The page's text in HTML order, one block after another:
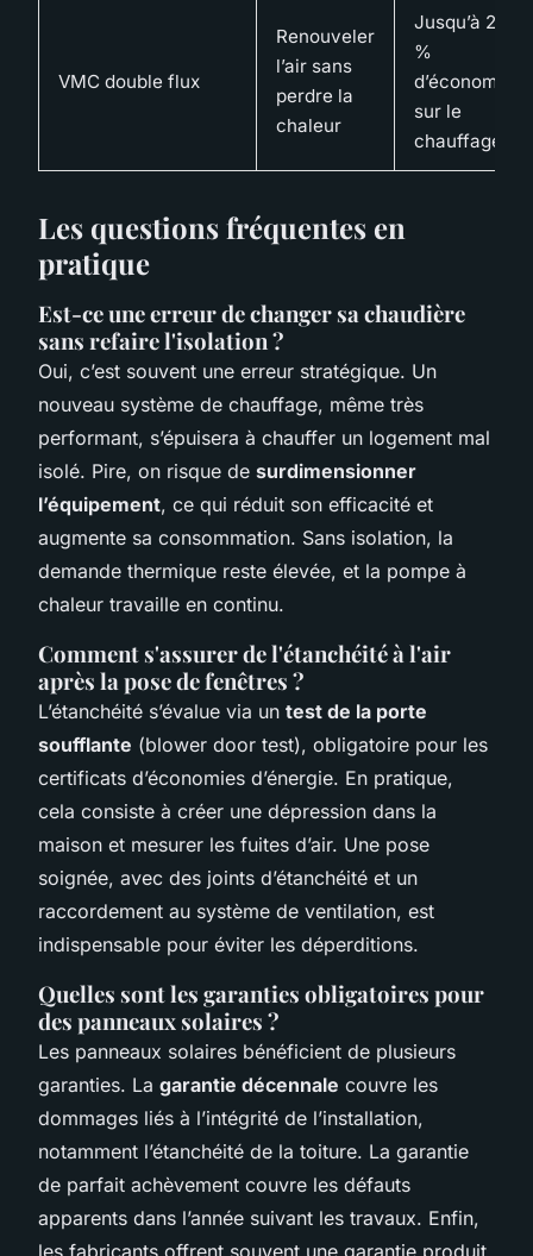
VMC double flux
Renouveler
l’air sans
perdre la
chaleur
Jusqu’à 25
%
d’économie
sur le
chauffage
Les questions fréquentes en
pratique
Est-ce une erreur de changer sa chaudière
sans refaire l'isolation ?
Oui, c’est souvent une erreur stratégique. Un
nouveau système de chauffage, même très
performant, s’épuisera à chauffer un logement mal
isolé. Pire, on risque de surdimensionner
l’équipement, ce qui réduit son efficacité et
augmente sa consommation. Sans isolation, la
demande thermique reste élevée, et la pompe à
chaleur travaille en continu.
Comment s'assurer de l'étanchéité à l'air
après la pose de fenêtres ?
L’étanchéité s’évalue via un test de la porte
soufflante (blower door test), obligatoire pour les
certificats d’économies d’énergie. En pratique,
cela consiste à créer une dépression dans la
maison et mesurer les fuites d’air. Une pose
soignée, avec des joints d’étanchéité et un
raccordement au système de ventilation, est
indispensable pour éviter les déperditions.
Quelles sont les garanties obligatoires pour
des panneaux solaires ?
Les panneaux solaires bénéficient de plusieurs
garanties. La garantie décennale couvre les
dommages liés à l’intégrité de l’installation,
notamment l’étanchéité de la toiture. La garantie
de parfait achèvement couvre les défauts
apparents dans l’année suivant les travaux. Enfin,